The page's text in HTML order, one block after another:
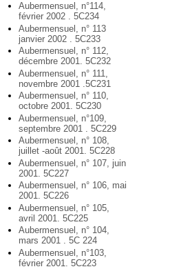
Aubermensuel, n°114,
février 2002 . 5C234
Aubermensuel, n° 113
janvier 2002 . 5C233
Aubermensuel, n° 112,
décembre 2001. 5C232
Aubermensuel, n° 111,
novembre 2001 .5C231
Aubermensuel, n° 110,
octobre 2001. 5C230
Aubermensuel, n°109,
septembre 2001 . 5C229
Aubermensuel, n° 108,
juillet -août 2001. 5C228
Aubermensuel, n° 107, juin
2001. 5C227
Aubermensuel, n° 106, mai
2001. 5C226
Aubermensuel, n° 105,
avril 2001. 5C225
Aubermensuel, n° 104,
mars 2001 . 5C 224
Aubermensuel, n°103,
février 2001. 5C223